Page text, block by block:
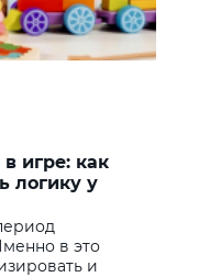
игре: как
логику у
в это
и